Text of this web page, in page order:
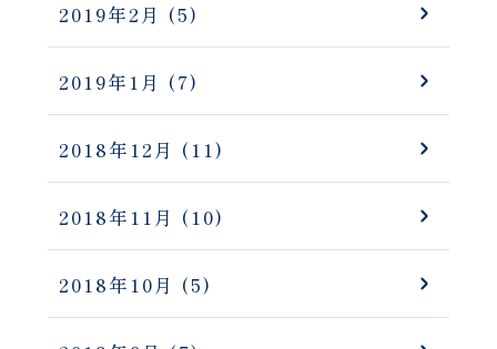
2019年2月 (5)
2019年1月 (7)
2018年12月 (11)
2018年11月 (10)
2018年10月 (5)